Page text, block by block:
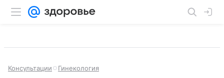
Консультации Гинекология